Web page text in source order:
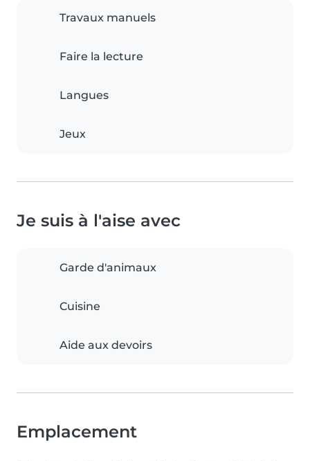
Travaux manuels
Faire la lecture
Langues
Jeux
Je suis à l'aise avec
Garde d'animaux
Cuisine
Aide aux devoirs
Emplacement